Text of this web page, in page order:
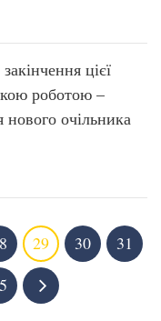
цієї
роботою –
нового очільника
29 30
31